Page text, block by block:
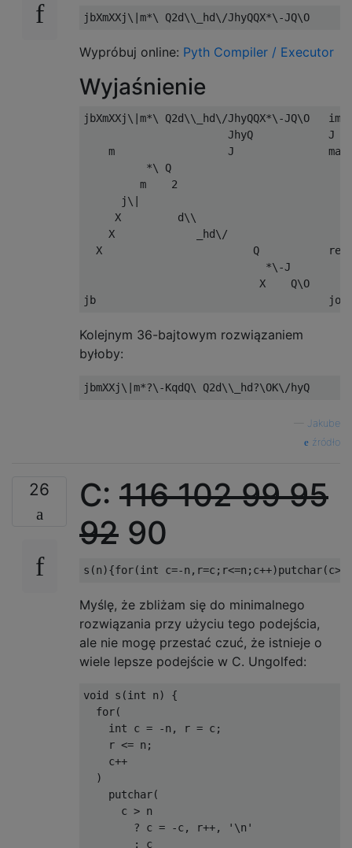
Wypróbuj online: Pyth Compiler / Executor
Wyjaśnienie
jbXmXXj\|m*\ Q2d\\_hd\/JhyQQX*\-JQ\O
JhyQ            J =
m                  J
*\ Q                           "
m    2
j\|
X         d\\
X             _hd\/
X                        Q
*\-J
X    Q\O
Kolejnym 36-bajtowym rozwiązaniem
byłoby:
Jakube
źródło
26 C: 1161029995
92 90
s (n){for(int c=-n , r=c ; r<=n ; c++)putchar(c>
Myślę, że zbliżam się do minimalnego
rozwiązania przy użyciu tego podejścia,
ale nie mogę przestać czuć, że istnieje o
wiele lepsze podejście w C. Ungolfed:
void s (int n)
{
for(
int c = -n , r = c ;
    r
<= n ;
    c
++
)
    putchar
(
      c
> n
? c = -c , r++,
'\n'
:
c